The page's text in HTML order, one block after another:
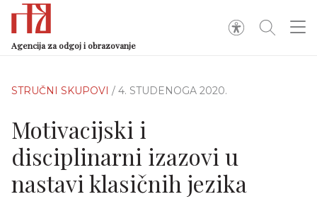
Agencija za odgoj i obrazovanje
STRUČNI SKUPOVI / 4. STUDENOGA 2020.
Motivacijski i
disciplinarni izazovi u
nastavi klasičnih jezika